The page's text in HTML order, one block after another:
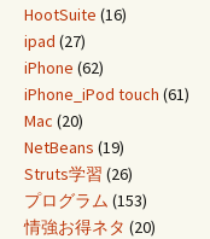
HootSuite (16)
ipad (27)
iPhone (62)
iPhone_iPod touch (61)
Mac (20)
NetBeans (19)
Struts学習 (26)
プログラム (153)
情強お得ネタ (20)